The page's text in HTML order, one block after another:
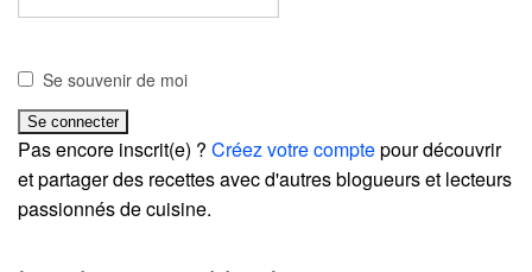
Se souvenir de moi
Pas encore inscrit(e) ? Créez votre comptepour découvrir
et partager des recettes avec d'autres blogueurs et lecteurs
passionnés de cuisine.